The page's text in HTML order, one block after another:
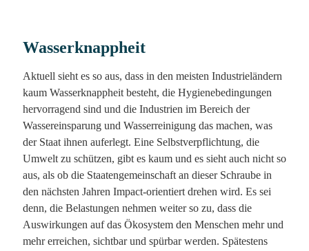
Wasserknappheit
Aktuell sieht es so aus, dass in den meisten Industrieländern
kaum Wasserknappheit besteht, die Hygienebedingungen
hervorragend sind und die Industrien im Bereich der
Wassereinsparung und Wasserreinigung das machen, was
der Staat ihnen auferlegt. Eine Selbstverpflichtung, die
Umwelt zu schützen, gibt es kaum und es sieht auch nicht so
aus, als ob die Staatengemeinschaft an dieser Schraube in
den nächsten Jahren Impact-orientiert drehen wird. Es sei
denn, die Belastungen nehmen weiter so zu, dass die
Auswirkungen auf das Ökosystem den Menschen mehr und
mehr erreichen, sichtbar und spürbar werden. Spätestens